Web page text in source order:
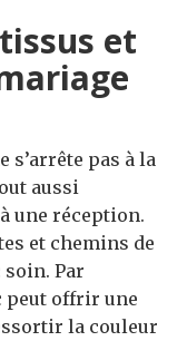
et
s’arrête pas à la
aussi
une réception.
et chemins de
soin. Par
peut offrir une
la couleur